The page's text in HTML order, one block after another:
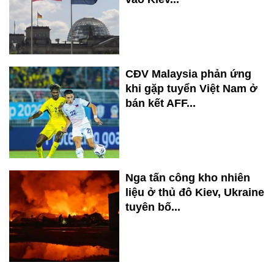
CĐV Malaysia phản ứng
khi gặp tuyển Việt Nam ở
bán kết AFF...
Nga tấn công kho nhiên
liệu ở thủ đô Kiev, Ukraine
tuyên bố...